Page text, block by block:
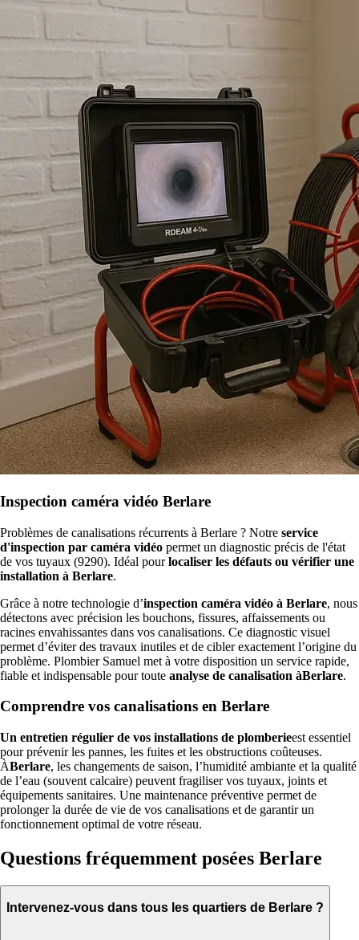
Inspection caméra vidéo Berlare
Problèmes de canalisations récurrents à Berlare ? Notre service
d'inspection par caméra vidéo permet un diagnostic précis de l'état
de vos tuyaux (9290). Idéal pourlocaliser les défauts ou vérifier une
installation à Berlare.
Grâce à notre technologie d’inspection caméra vidéo à Berlare, nous
détectons avec précision les bouchons, fissures, affaissements ou
racines envahissantes dans vos canalisations. Ce diagnostic visuel
permet d’éviter des travaux inutiles et de cibler exactement l’origine du
problème. Plombier Samuel met à votre disposition un service rapide,
fiable et indispensable pour toute analyse de canalisation àBerlare.
Comprendre vos canalisations en Berlare
Un entretien régulier de vos installations de plomberieest essentiel
pour prévenir les pannes, les fuites et les obstructions coûteuses.
ÀBerlare, les changements de saison, l’humidité ambiante et la qualité
de l’eau (souvent calcaire) peuvent fragiliser vos tuyaux, joints et
équipements sanitaires. Une maintenance préventive permet de
prolonger la durée de vie de vos canalisations et de garantir un
fonctionnement optimal de votre réseau.
Questions fréquemment posées Berlare
Intervenez-vous dans tous les quartiers de Berlare ?